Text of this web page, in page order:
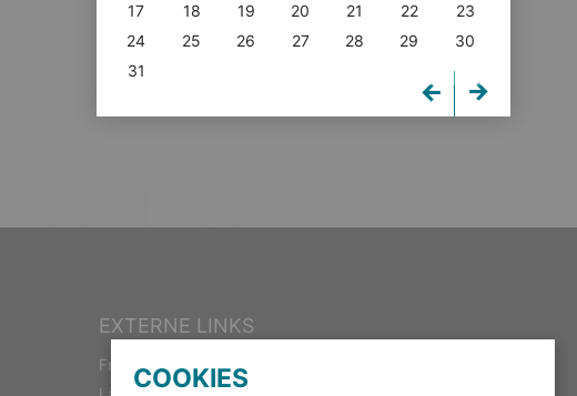
17
18 19 20 21 22
23
24
25 26 27 28 29
30
31
EXTERNE LINKS
Freistaat Thüringen
COOKIES